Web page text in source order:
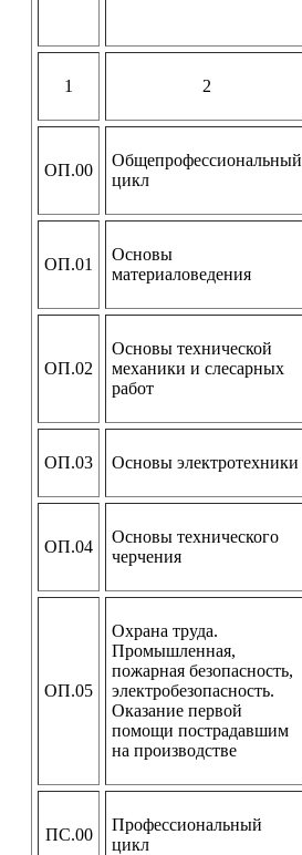
1 2
ОП.00
Общепрофессиональный
цикл
ОП.01
Основы
материаловедения
ОП.02
Основы технической
механики и слесарных
работ
ОП.03 Основы электротехники
ОП.04
Основы технического
черчения
ОП.05
Охрана труда.
Промышленная,
пожарная безопасность,
электробезопасность.
Оказание первой
помощи пострадавшим
на производстве
ПС.00
Профессиональный
цикл